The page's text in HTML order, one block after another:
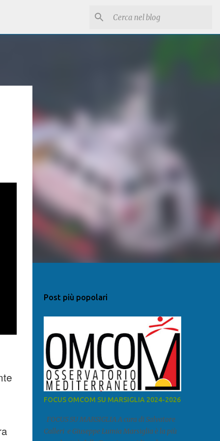
Post più popolari
FOCUS OMCOM SU MARSIGLIA 2024-2026
FOCUS SU MARSIGLIA A cura di Salvatore
Calleri e Giuseppe Lumia Marsiglia è la più